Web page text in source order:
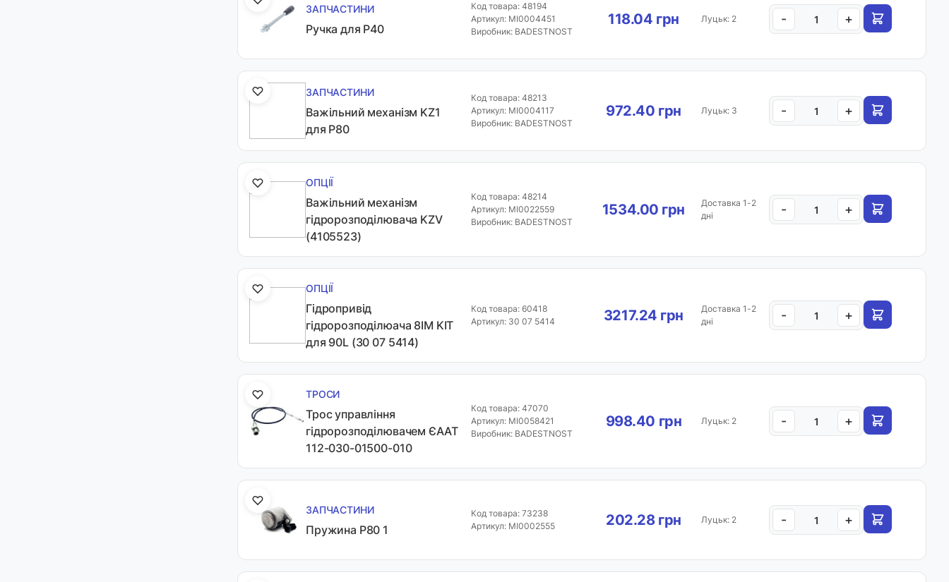
ЗАПЧАСТИНИ
Ручка для P40
Код товара: 48194
Артикул: MI0004451
Виробник: BADESTNOST
118.04 грн Луцьк: 2 - +
ЗАПЧАСТИНИ
Важільний механізм KZ1
для P80
Код товара: 48213
Артикул: MI0004117
Виробник: BADESTNOST
972.40 грн Луцьк: 3 - +
ОПЦІЇ
Важільний механізм
гідророзподілювача KZV
(4105523)
Код товара: 48214
Артикул: MI0022559
Виробник: BADESTNOST
1534.00 грн
Доставка 1-2
дні
- +
ОПЦІЇ
Гідропривід
гідророзподілюача 8IM KIT
для 90L (30 07 5414)
Код товара: 60418
Артикул: 30 07 5414
3217.24 грн
Доставка 1-2
дні
- +
ТРОСИ
Трос управління
гідророзподілювачем ЄААТ
112-030-01500-010
Код товара: 47070
Артикул: MI0058421
Виробник: BADESTNOST
998.40 грн Луцьк: 2 - +
ЗАПЧАСТИНИ
Пружина P80 1
Код товара: 73238
Артикул: MI0002555
202.28 грн Луцьк: 2 - +